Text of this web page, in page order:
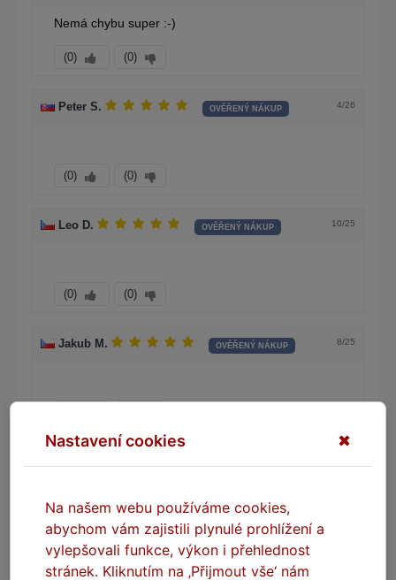
Nemá chybu super :-)
(0) (0)
Peter S. OVĚŘENÝ NÁKUP 4/26
(0) (0)
Leo D. OVĚŘENÝ NÁKUP 10/25
(0) (0)
Jakub M. OVĚŘENÝ NÁKUP 8/25
NA DOTAZ
Nastavení cookies ✖
Na našem webu používáme cookies,
abychom vám zajistili plynulé prohlížení a
vylepšovali funkce, výkon i přehlednost
stránek. Kliknutím na ‚Přijmout vše‘ nám